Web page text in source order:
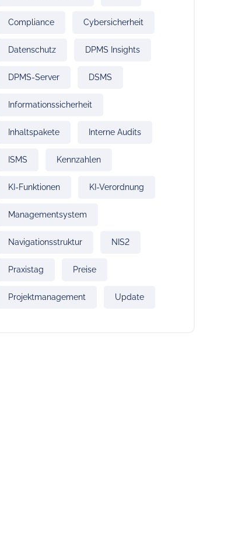
Compliance Cybersicherheit
Datenschutz DPMS Insights
DPMS-Server DSMS
Informationssicherheit
Inhaltspakete Interne Audits
ISMS Kennzahlen
KI-Funktionen KI-Verordnung
Managementsystem
Navigationsstruktur NIS2
Praxistag Preise
Projektmanagement Update